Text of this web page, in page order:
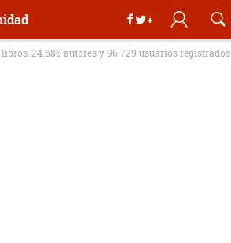
libros, 24.686 autores y 96.729 usuarios registrados